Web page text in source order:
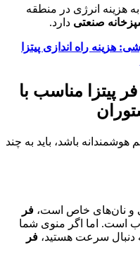
هزینه انرژی در منطقه
صنعتی دارد.
هزینه راه اندازی پیتزا
پیتزا مناسب با
باشد، باید به چند
و نان‌های خاص است، فر
است. اما اگر منوی شما
دنبال سرعت هستید، فر